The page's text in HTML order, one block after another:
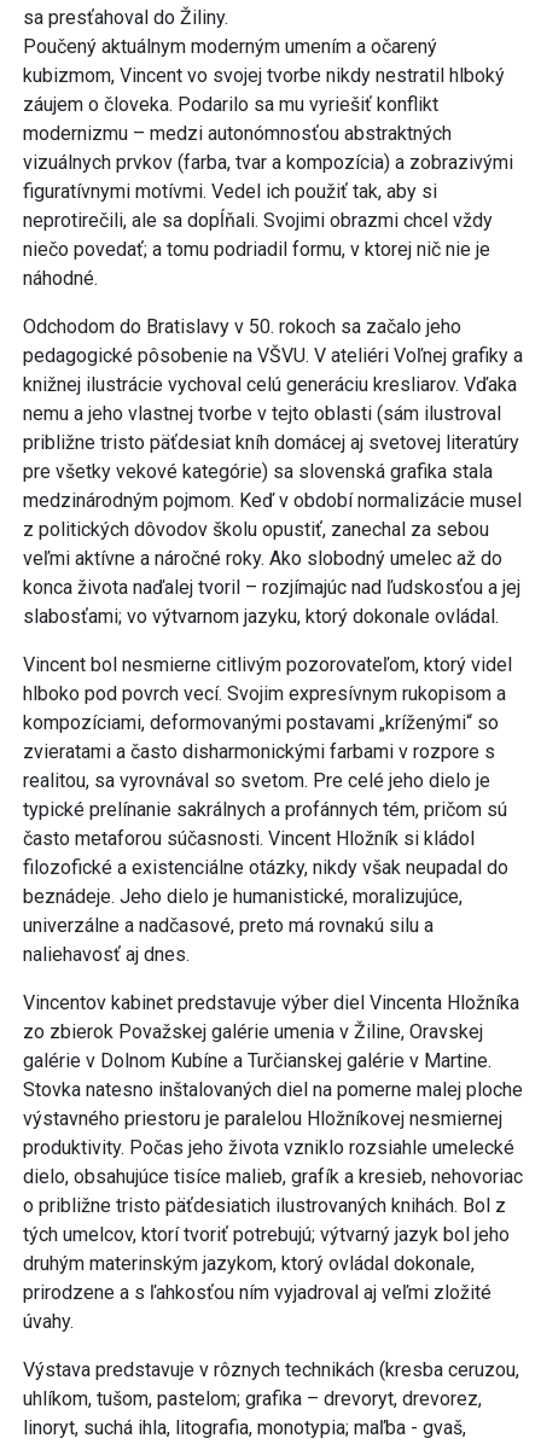
sa presťahoval do Žiliny.
Poučený aktuálnym moderným umením a očarený
kubizmom, Vincent vo svojej tvorbe nikdy nestratil hlboký
záujem o človeka. Podarilo sa mu vyriešiť konflikt
modernizmu – medzi autonómnosťou abstraktných
vizuálnych prvkov (farba, tvar a kompozícia) a zobrazivými
figuratívnymi motívmi. Vedel ich použiť tak, aby si
neprotirečili, ale sa dopĺňali. Svojimi obrazmi chcel vždy
niečo povedať; a tomu podriadil formu, v ktorej nič nie je
náhodné.
Odchodom do Bratislavy v 50. rokoch sa začalo jeho
pedagogické pôsobenie na VŠVU. V ateliéri Voľnej grafiky a
knižnej ilustrácie vychoval celú generáciu kresliarov. Vďaka
nemu a jeho vlastnej tvorbe v tejto oblasti (sám ilustroval
približne tristo päťdesiat kníh domácej aj svetovej literatúry
pre všetky vekové kategórie) sa slovenská grafika stala
medzinárodným pojmom. Keď v období normalizácie musel
z politických dôvodov školu opustiť, zanechal za sebou
veľmi aktívne a náročné roky. Ako slobodný umelec až do
konca života naďalej tvoril – rozjímajúc nad ľudskosťou a jej
slabosťami; vo výtvarnom jazyku, ktorý dokonale ovládal.
Vincent bol nesmierne citlivým pozorovateľom, ktorý videl
hlboko pod povrch vecí. Svojim expresívnym rukopisom a
kompozíciami, deformovanými postavami „kríženými“ so
zvieratami a často disharmonickými farbami v rozpore s
realitou, sa vyrovnával so svetom. Pre celé jeho dielo je
typické prelínanie sakrálnych a profánnych tém, pričom sú
často metaforou súčasnosti. Vincent Hložník si kládol
filozofické a existenciálne otázky, nikdy však neupadal do
beznádeje. Jeho dielo je humanistické, moralizujúce,
univerzálne a nadčasové, preto má rovnakú silu a
naliehavosť aj dnes.
Vincentov kabinet predstavuje výber diel Vincenta Hložníka
zo zbierok Považskej galérie umenia v Žiline, Oravskej
galérie v Dolnom Kubíne a Turčianskej galérie v Martine.
Stovka natesno inštalovaných diel na pomerne malej ploche
výstavného priestoru je paralelou Hložníkovej nesmiernej
produktivity. Počas jeho života vzniklo rozsiahle umelecké
dielo, obsahujúce tisíce malieb, grafík a kresieb, nehovoriac
o približne tristo päťdesiatich ilustrovaných knihách. Bol z
tých umelcov, ktorí tvoriť potrebujú; výtvarný jazyk bol jeho
druhým materinským jazykom, ktorý ovládal dokonale,
prirodzene a s ľahkosťou ním vyjadroval aj veľmi zložité
úvahy.
Výstava predstavuje v rôznych technikách (kresba ceruzou,
uhlíkom, tušom, pastelom; grafika – drevoryt, drevorez,
linoryt, suchá ihla, litografia, monotypia; maľba - gvaš,